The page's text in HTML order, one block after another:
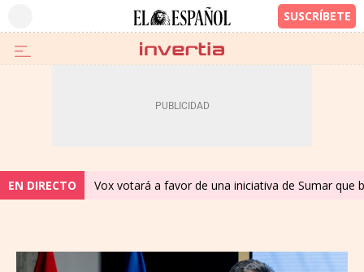
EN DIRECTO Vox votará a favor de una iniciativa de Sumar que